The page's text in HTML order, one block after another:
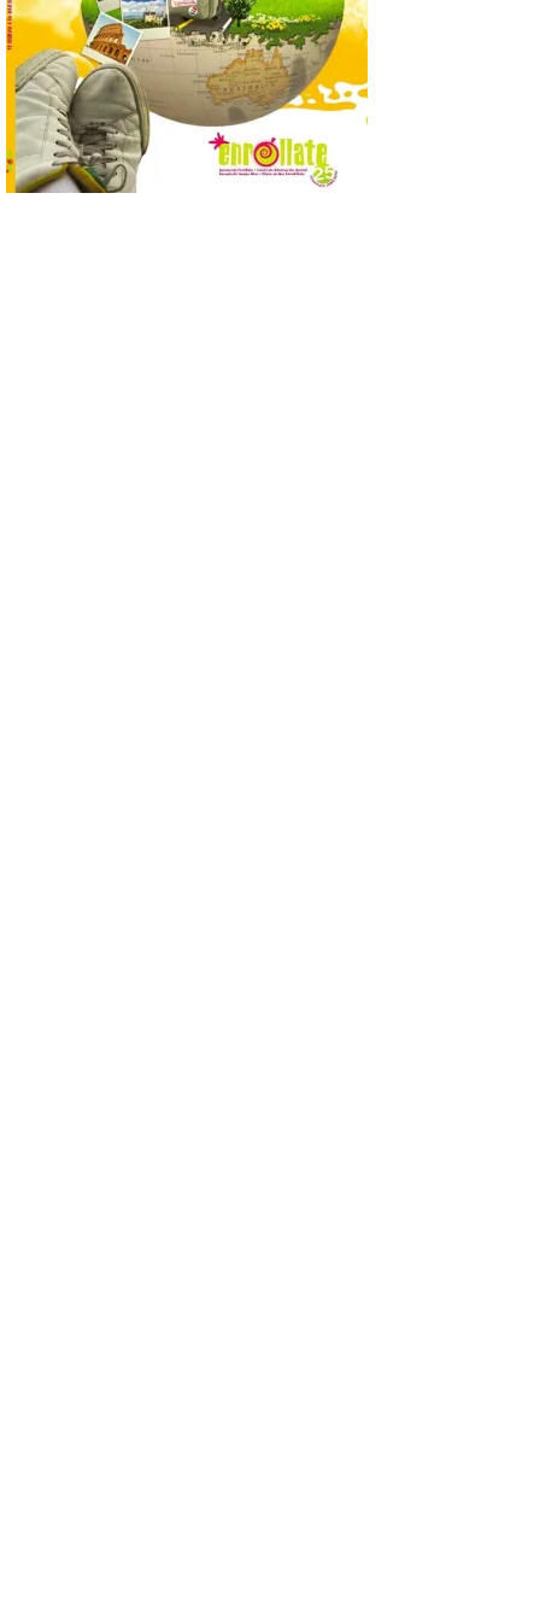
Se trata de un visor web
que permite conocer la
posición exacta del Sol y
así localizar el lugar ideal
para observar el eclipse
solar del 12 de agosto de 2026 sin
obstáculos. El visor es una herramienta a
la […]